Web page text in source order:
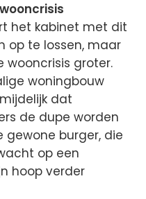
het kabinet met dit
op te lossen, maar
groter.
woningbouw
dat
de dupe worden
gewone burger, die
op een
hoop verder